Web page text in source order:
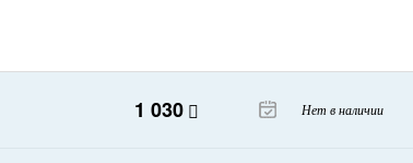
1 030 Нет в наличии